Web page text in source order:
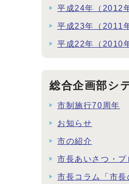
平成24年（2012
平成23年（2011
平成22年（2010
総合企画部シ
市制施行70周年
お知らせ
市の紹介
市長あいさつ・プ
市長コラム「市長